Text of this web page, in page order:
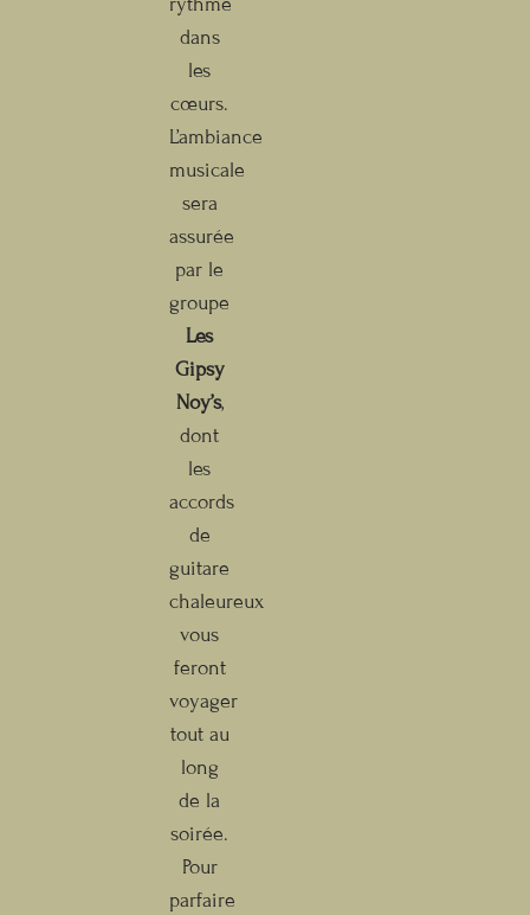
dans
les
cœurs.
L’ambiance
musicale
sera
assurée
par le
groupe
Les
Gipsy
Noy’s,
dont
les
accords
de
guitare
chaleureux
vous
feront
voyager
tout au
long
de la
soirée.
Pour
parfaire